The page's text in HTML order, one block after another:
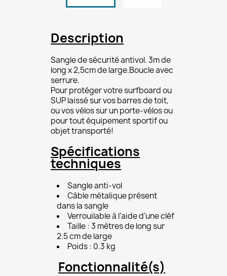
Description
Sangle de sécurité antivol. 3m de
long x 2,5cm de large.Boucle avec
serrure.
Pour protéger votre surfboard ou
SUP laissé sur vos barres de toit,
ou vos vélos sur un porte-vélos ou
pour tout équipement sportif ou
objet transporté!
Spécifications
techniques
Sangle anti-vol
Câble métalique présent
dans la sangle
Verrouilable à l’aide d’une cléf
Taille : 3 mètres de long sur
2.5 cm de large
Poids : 0.3 kg
Fonctionnalité(s)